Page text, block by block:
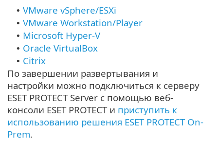
• VMware vSphere/ESXi
• VMware Workstation/Player
• Microsoft Hyper-V
• Oracle VirtualBox
• Citrix
По завершении развертывания и
настройки можно подключиться к серверу
ESET PROTECT Server с помощью веб-
консоли ESET PROTECT и приступить к
использованию решения ESET PROTECT On-
Prem.